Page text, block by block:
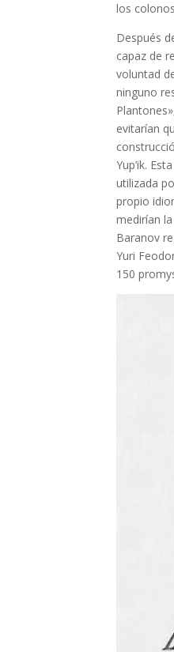
los
Después
capaz de
voluntad
ninguno
evitarían
Yup’ik.
utilizada
propio
medirían
Baranov
Yuri
150